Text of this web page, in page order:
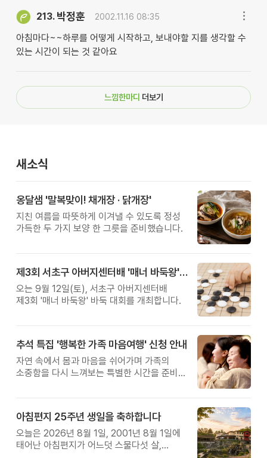
213. 박정훈 2002.11.16 08:35
아침마다~~하루를 어떻게 시작하고, 보내야할 지를 생각할 수
있는 시간이 되는 것 같아요
느낌한마디 더보기
새소식
옹달샘 '말복맞이! 채개장 · 닭개장'
지친 여름을 따뜻하게 이겨낼 수 있도록 정성
가득한 두 가지 보양 한 그릇을 준비했습니다.
제3회 서초구 아버지센터배 '매너 바둑왕' 대회
오는 9월 12일(토), 서초구 아버지센터배
제3회 '매너 바둑왕' 바둑 대회를 개최합니다.
추석 특집 '행복한 가족 마음여행' 신청 안내
자연 속에서 몸과 마음을 쉬어가며 가족의
소중함을 다시 느껴보는 특별한 시간을 준비해
아침편지 25주년 생일을 축하합니다
오늘은 2026년 8월 1일, 2001년 8월 1일에
태어난 아침편지가 어느덧 스물다섯 살,